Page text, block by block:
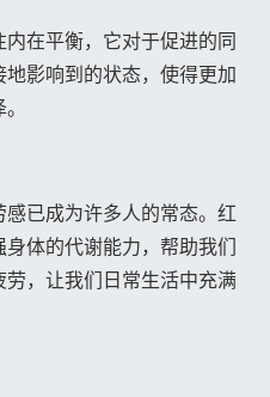
在平衡，它对于促进的同
影响到的状态，使得更加
已成为许多人的常态。红
体的代谢能力，帮助我们
，让我们日常生活中充满